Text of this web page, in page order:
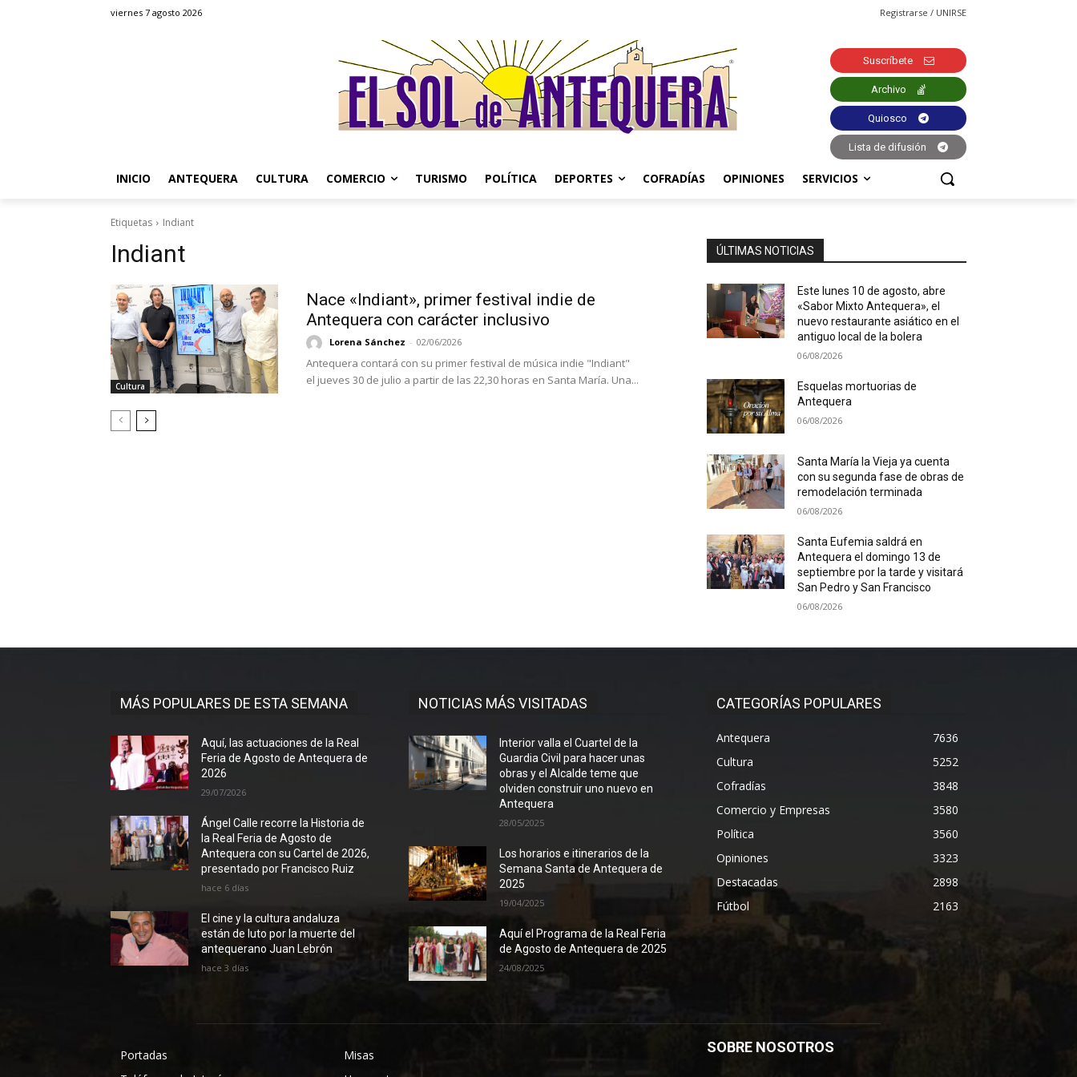
viernes 7 agosto 2026 Registrarse / UNIRSE
Suscríbete
Archivo
Quiosco
Lista de difusión
INICIO ANTEQUERA CULTURA COMERCIO TURISMO POLÍTICA DEPORTES COFRADÍAS OPINIONES SERVICIOS
Etiquetas Indiant
Indiant
Cultura
Nace «Indiant», primer festival indie de
Antequera con carácter inclusivo
Lorena Sánchez - 02/06/2026
Antequera contará con su primer festival de música indie "Indiant"
el jueves 30 de julio a partir de las 22,30 horas en Santa María. Una...
ÚLTIMAS NOTICIAS
Este lunes 10 de agosto, abre
«Sabor Mixto Antequera», el
nuevo restaurante asiático en el
antiguo local de la bolera
06/08/2026
Esquelas mortuorias de
Antequera
06/08/2026
Santa María la Vieja ya cuenta
con su segunda fase de obras de
remodelación terminada
06/08/2026
Santa Eufemia saldrá en
Antequera el domingo 13 de
septiembre por la tarde y visitará
San Pedro y San Francisco
06/08/2026
MÁS POPULARES DE ESTA SEMANA
Aquí, las actuaciones de la Real
Feria de Agosto de Antequera de
2026
29/07/2026
Ángel Calle recorre la Historia de
la Real Feria de Agosto de
Antequera con su Cartel de 2026,
presentado por Francisco Ruiz
hace 6 días
El cine y la cultura andaluza
están de luto por la muerte del
antequerano Juan Lebrón
hace 3 días
NOTICIAS MÁS VISITADAS
Interior valla el Cuartel de la
Guardia Civil para hacer unas
obras y el Alcalde teme que
olviden construir uno nuevo en
Antequera
28/05/2025
Los horarios e itinerarios de la
Semana Santa de Antequera de
2025
19/04/2025
Aquí el Programa de la Real Feria
de Agosto de Antequera de 2025
24/08/2025
CATEGORÍAS POPULARES
Antequera
7636
Cultura
5252
Cofradías
3848
Comercio y Empresas
3580
Política
3560
Opiniones
3323
Destacadas
2898
Fútbol
2163
Portadas
Misas
SOBRE NOSOTROS